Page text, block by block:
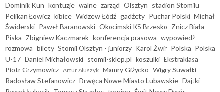
Dominik Kun kontuzje walne zarząd Olsztyn stadion Stomilu
Pelikan Łowicz kibice Widzew Łódź gadżety Puchar Polski Michał
Świderski Paweł Baranowski Okocimski KS Brzesko Znicz Biała
Piska Zbigniew Kaczmarek konferencja prasowa wypowiedź
rozmowa bilety Stomil Olsztyn - juniorzy Karol Żwir Polska Polska
U-17 Daniel Michałowski stomil-sklep.pl koszulki Ekstraklasa
Piotr Grzymowicz Artur Aluszyk Mamry Giżycko Wigry Suwałki
Radosław Stefanowicz Drwęca Nowe Miasto Lubawskie Dajtki